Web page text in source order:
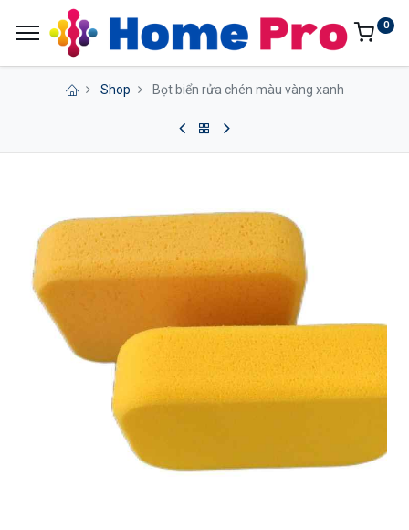
0
Shop Bọt biển rửa chén màu vàng xanh